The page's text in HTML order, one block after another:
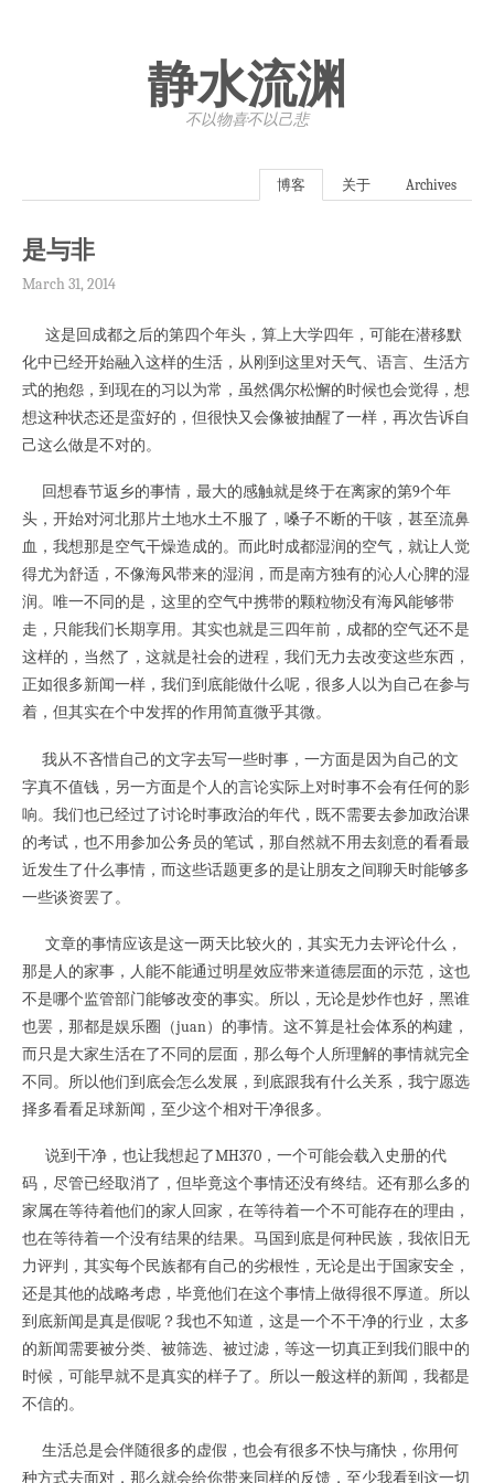
静水流渊
不以物喜·不以己悲
博客 关于 Archives
是与非
March 31, 2014
这是回成都之后的第四个年头，算上大学四年，可能在潜移默
化中已经开始融入这样的生活，从刚到这里对天气、语言、生活方
式的抱怨，到现在的习以为常，虽然偶尔松懈的时候也会觉得，想
想这种状态还是蛮好的，但很快又会像被抽醒了一样，再次告诉自
己这么做是不对的。
回想春节返乡的事情，最大的感触就是终于在离家的第9个年
头，开始对河北那片土地水土不服了，嗓子不断的干咳，甚至流鼻
血，我想那是空气干燥造成的。而此时成都湿润的空气，就让人觉
得尤为舒适，不像海风带来的湿润，而是南方独有的沁人心脾的湿
润。唯一不同的是，这里的空气中携带的颗粒物没有海风能够带
走，只能我们长期享用。其实也就是三四年前，成都的空气还不是
这样的，当然了，这就是社会的进程，我们无力去改变这些东西，
正如很多新闻一样，我们到底能做什么呢，很多人以为自己在参与
着，但其实在个中发挥的作用简直微乎其微。
我从不吝惜自己的文字去写一些时事，一方面是因为自己的文
字真不值钱，另一方面是个人的言论实际上对时事不会有任何的影
响。我们也已经过了讨论时事政治的年代，既不需要去参加政治课
的考试，也不用参加公务员的笔试，那自然就不用去刻意的看看最
近发生了什么事情，而这些话题更多的是让朋友之间聊天时能够多
一些谈资罢了。
文章的事情应该是这一两天比较火的，其实无力去评论什么，
那是人的家事，人能不能通过明星效应带来道德层面的示范，这也
不是哪个监管部门能够改变的事实。所以，无论是炒作也好，黑谁
也罢，那都是娱乐圈（juan）的事情。这不算是社会体系的构建，
而只是大家生活在了不同的层面，那么每个人所理解的事情就完全
不同。所以他们到底会怎么发展，到底跟我有什么关系，我宁愿选
择多看看足球新闻，至少这个相对干净很多。
说到干净，也让我想起了MH370，一个可能会载入史册的代
码，尽管已经取消了，但毕竟这个事情还没有终结。还有那么多的
家属在等待着他们的家人回家，在等待着一个不可能存在的理由，
也在等待着一个没有结果的结果。马国到底是何种民族，我依旧无
力评判，其实每个民族都有自己的劣根性，无论是出于国家安全，
还是其他的战略考虑，毕竟他们在这个事情上做得很不厚道。所以
到底新闻是真是假呢？我也不知道，这是一个不干净的行业，太多
的新闻需要被分类、被筛选、被过滤，等这一切真正到我们眼中的
时候，可能早就不是真实的样子了。所以一般这样的新闻，我都是
不信的。
生活总是会伴随很多的虚假，也会有很多不快与痛快，你用何
种方式去面对，那么就会给你带来同样的反馈，至少我看到这一切